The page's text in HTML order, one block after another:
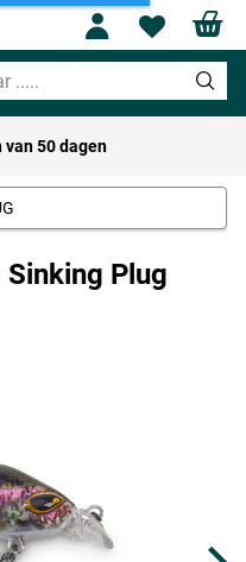
Profile
Plug
4.95
van 50 dagen
Plug